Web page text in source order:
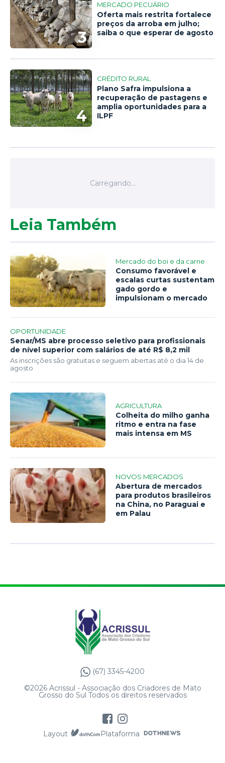
3
MERCADO PECUÁRIO
Oferta mais restrita fortalece
preços da arroba em julho;
saiba o que esperar de agosto
4
CRÉDITO RURAL
Plano Safra impulsiona a
recuperação de pastagens e
amplia oportunidades para a
ILPF
Leia Também
Mercado do boi e da carne
Consumo favorável e
escalas curtas sustentam
gado gordo e
impulsionam o mercado
OPORTUNIDADE
Senar/MS abre processo seletivo para profissionais
de nível superior com salários de até R$ 8,2 mil
As inscrições são gratuitas e seguem abertas até o dia 14 de
agosto
AGRICULTURA
Colheita do milho ganha
ritmo e entra na fase
mais intensa em MS
NOVOS MERCADOS
Abertura de mercados
para produtos brasileiros
na China, no Paraguai e
em Palau
(67) 3345-4200
©2026 Acrissul - Associação dos Criadores de Mato
Grosso do Sul Todos os direitos reservados
Layout Plataforma